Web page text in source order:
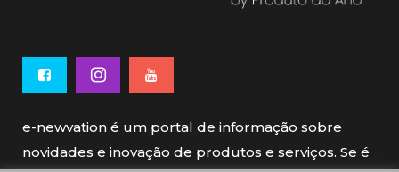
e-newvation é um portal de informação sobre
novidades e inovação de produtos e serviços. Se é